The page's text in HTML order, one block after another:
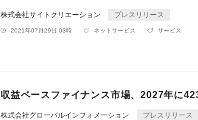
株式会社サイトクリエーション プレスリリース
2021年07月29日 03時 ネットサービス サービス
収益ベースファイナンス市場、2027年に
株式会社グローバルインフォメーション プレスリリース